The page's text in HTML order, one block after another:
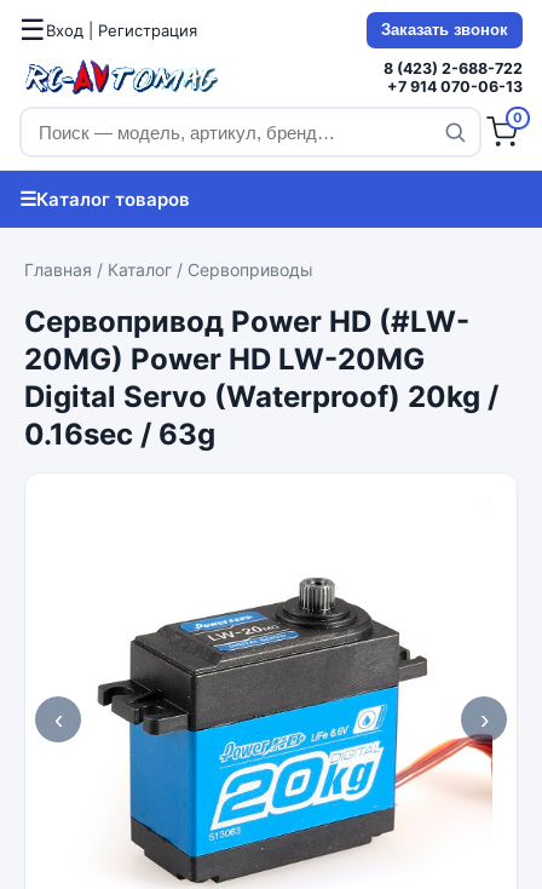
☰Вход | Регистрация Заказать звонок
8 (423) 2-688-722
+7 914 070-06-13
0
☰Каталог товаров
Главная / Каталог / Сервоприводы
Сервопривод Power HD (#LW-
20MG) Power HD LW-20MG
Digital Servo (Waterproof) 20kg /
0.16sec / 63g
‹ ›